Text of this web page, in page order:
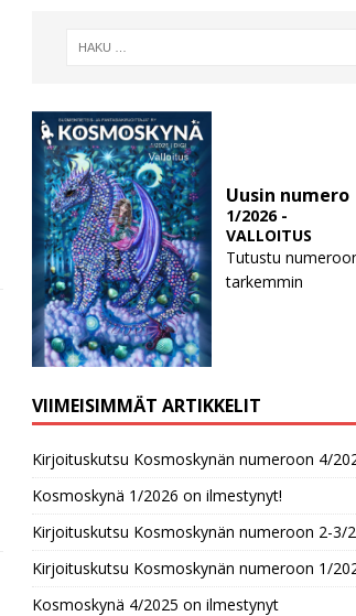
Uusin numero
1/2026 -
VALLOITUS
Tutustu
tarkemmin
VIIMEISIMMÄT ARTIKKELIT
Kirjoituskutsu Kosmoskynän numeroon 4/
Kosmoskynä 1/2026 on ilmestynyt!
Kirjoituskutsu Kosmoskynän numeroon 2-3/
Kirjoituskutsu Kosmoskynän numeroon 1/
Kosmoskynä 4/2025 on ilmestynyt